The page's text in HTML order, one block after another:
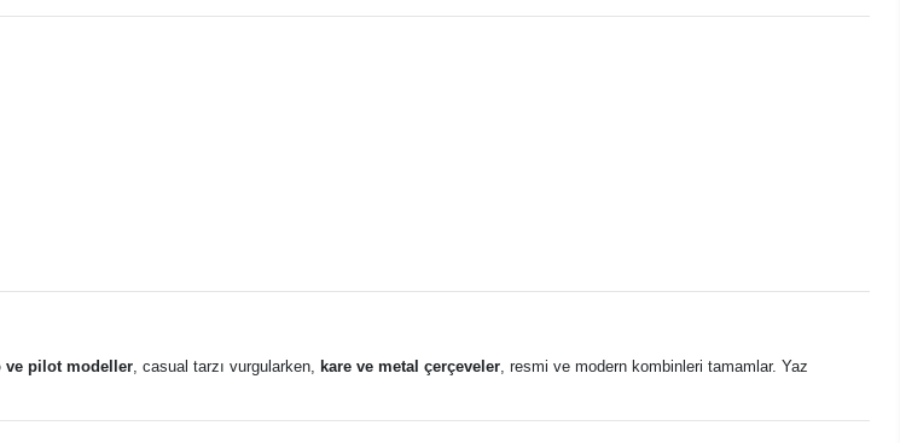
ve pilot modeller, casual tarzı vurgularken, kare ve metal çerçeveler, resmi ve modern kombinleri tamamlar. Yaz